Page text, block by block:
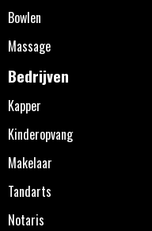
Bowlen
Massage
Bedrijven
Kapper
Kinderopvang
Makelaar
Tandarts
Notaris